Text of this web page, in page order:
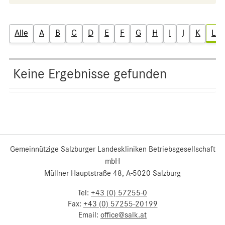
Alle A B C D E F G H I J K L
Keine Ergebnisse gefunden
Gemeinnützige Salzburger Landeskliniken Betriebsgesellschaft
mbH
Müllner Hauptstraße 48, A-5020 Salzburg
Tel: +43 (0) 57255-0
Fax: +43 (0) 57255-20199
Email: office@salk.at